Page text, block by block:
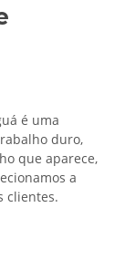
é uma
duro,
que aparece,
a
clientes.